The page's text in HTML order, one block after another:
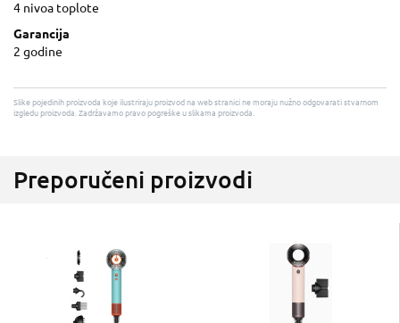
4 nivoa toplote
Garancija
2 godine
Slike pojedinih proizvoda koje ilustriraju proizvod na web stranici ne moraju nužno odgovarati stvarnom
izgledu proizvoda. Zadržavamo pravo pogreške u slikama proizvoda.
Preporučeni proizvodi